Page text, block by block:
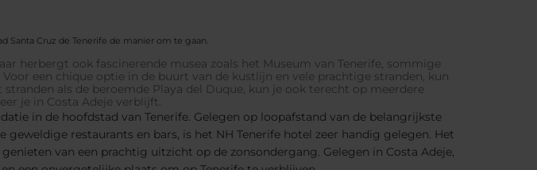
Santa Cruz de Tenerife de manier om te gaan.
herbergt ook fascinerende musea zoals het Museum van Tenerife, sommige
een chique optie in de buurt van de kustlijn en vele prachtige stranden, kun
als de beroemde Playa del Duque, kun je ook terecht op meerdere
je in Costa Adeje verblijft.
in de hoofdstad van Tenerife. Gelegen op loopafstand van de belangrijkste
restaurants en bars, is het NH Tenerife hotel zeer handig gelegen. Het
van een prachtig uitzicht op de zonsondergang. Gelegen in Costa Adeje,